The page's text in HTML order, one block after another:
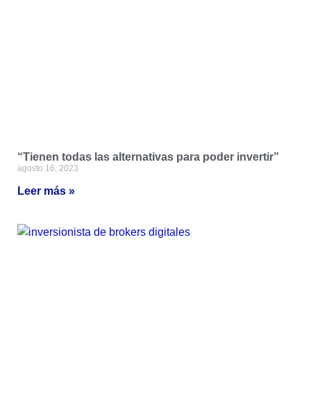
“Tienen todas las alternativas para poder invertir”
agosto 16, 2023
Leer más »